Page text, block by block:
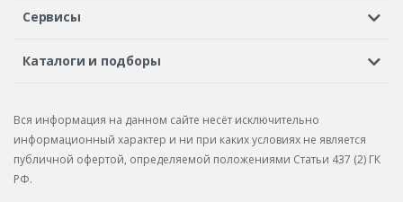
Шины в кредит
Сервисы
Автосервисы
Бонусная программа
Рекламации по услугам
Каталоги и подборы
Подбор запчастей
Каталог запчастей
Вся информация на данном сайте несёт исключительно
информационный характер и ни при каких условиях не является
публичной офертой, определяемой положениями Статьи 437 (2) ГК
РФ.